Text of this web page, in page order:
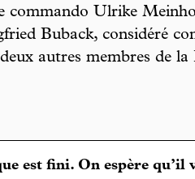
commando Ulrike
Buback, considéré
autres membres de
est fini. On espère qu’il